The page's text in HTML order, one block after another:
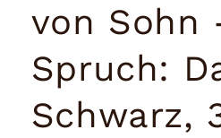
von Sohn
Spruch:
Schwarz,